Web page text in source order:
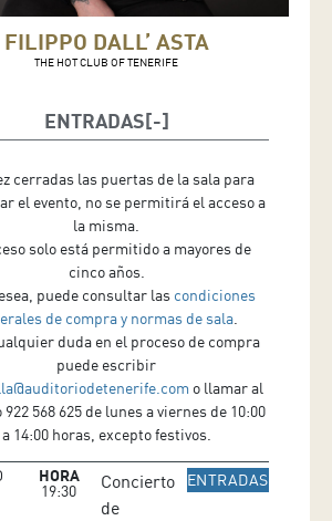
FILIPPO DALL’ ASTA
THE HOT CLUB OF TENERIFE
ENTRADAS
cerradas las puertas de la sala para
el evento, no se permitirá el acceso a
la misma.
solo está permitido a mayores de
cinco años.
puede consultar las condiciones
de compra y normas de sala
duda en el proceso de compra
puede escribir
o llamar al
568 625 de lunes a viernes de 10:00
a 14:00 horas, excepto festivos.
HORA
19:30
Concierto
de
ENTRADASIR A